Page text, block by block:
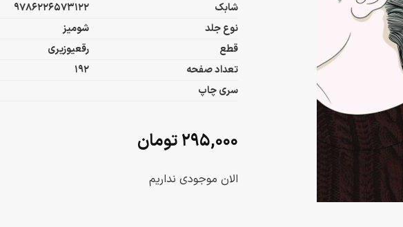
شابک
9786226573122
نوع جلد
شومیز
قطع
رقعیوزیری
تعداد صفحه
192
سری چاپ
۲۹۵,۰۰۰تومان
الان موجودی نداریم